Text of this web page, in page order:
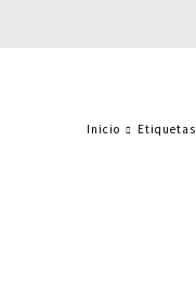
Inicio Etiquetas